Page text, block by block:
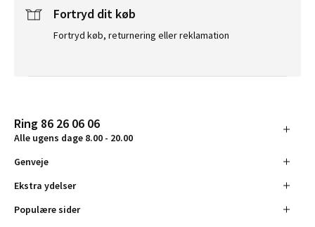
Fortryd dit køb
Fortryd køb, returnering eller reklamation
Ring 86 26 06 06
Alle ugens dage 8.00 - 20.00
Genveje
Ekstra ydelser
Populære sider